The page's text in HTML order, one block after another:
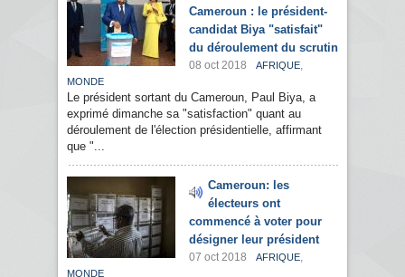
Cameroun : le président-
candidat Biya "satisfait"
du déroulement du scrutin
08 oct 2018 AFRIQUE,
MONDE
Le président sortant du Cameroun, Paul Biya, a
exprimé dimanche sa "satisfaction" quant au
déroulement de l'élection présidentielle, affirmant
que "...
Cameroun: les
électeurs ont
commencé à voter pour
désigner leur président
07 oct 2018 AFRIQUE,
MONDE